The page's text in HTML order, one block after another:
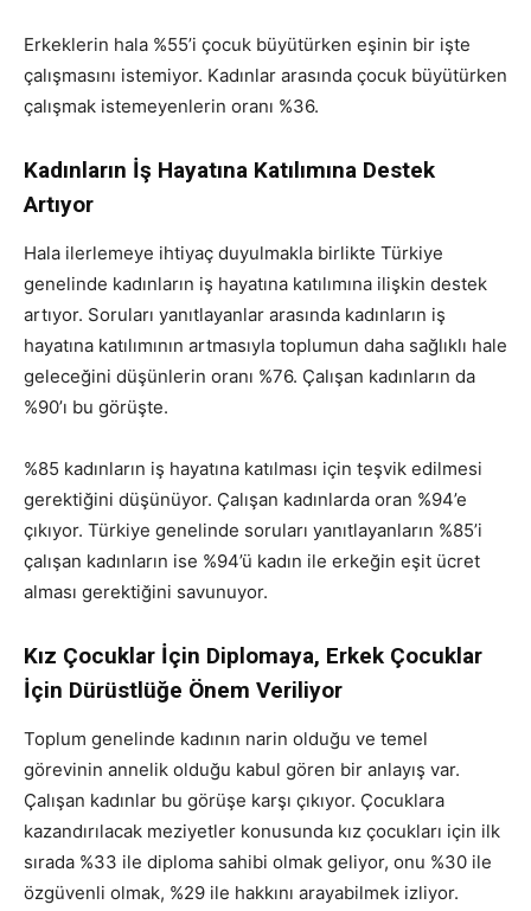
Erkeklerin hala %55’i çocuk büyütürken eşinin bir işte
çalışmasını istemiyor. Kadınlar arasında çocuk büyütürken
çalışmak istemeyenlerin oranı %36.
Kadınların İş Hayatına Katılımına Destek
Artıyor
Hala ilerlemeye ihtiyaç duyulmakla birlikte Türkiye
genelinde kadınların iş hayatına katılımına ilişkin destek
artıyor. Soruları yanıtlayanlar arasında kadınların iş
hayatına katılımının artmasıyla toplumun daha sağlıklı hale
geleceğini düşünlerin oranı %76. Çalışan kadınların da
%90’ı bu görüşte.
%85 kadınların iş hayatına katılması için teşvik edilmesi
gerektiğini düşünüyor. Çalışan kadınlarda oran %94’e
çıkıyor. Türkiye genelinde soruları yanıtlayanların %85’i
çalışan kadınların ise %94’ü kadın ile erkeğin eşit ücret
alması gerektiğini savunuyor.
Kız Çocuklar İçin Diplomaya, Erkek Çocuklar
İçin Dürüstlüğe Önem Veriliyor
Toplum genelinde kadının narin olduğu ve temel
görevinin annelik olduğu kabul gören bir anlayış var.
Çalışan kadınlar bu görüşe karşı çıkıyor. Çocuklara
kazandırılacak meziyetler konusunda kız çocukları için ilk
sırada %33 ile diploma sahibi olmak geliyor, onu %30 ile
özgüvenli olmak, %29 ile hakkını arayabilmek izliyor.